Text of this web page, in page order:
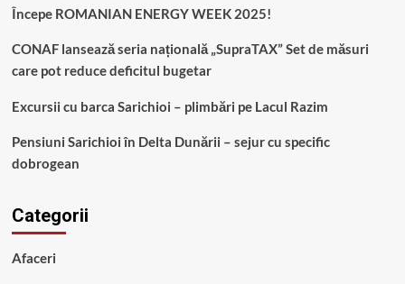
Începe ROMANIAN ENERGY WEEK 2025!
CONAF lansează seria națională „SupraTAX” Set de măsuri
care pot reduce deficitul bugetar
Excursii cu barca Sarichioi – plimbări pe Lacul Razim
Pensiuni Sarichioi în Delta Dunării – sejur cu specific
dobrogean
Categorii
Afaceri